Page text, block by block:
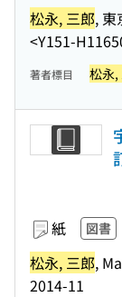
松永, 三郎, 東
<Y151-
著者標目 松永,
紙 図書
松永, 三郎,
2014-11